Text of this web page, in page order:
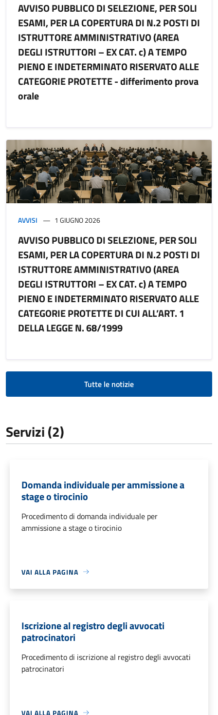
AVVISO PUBBLICO DI SELEZIONE, PER SOLI
ESAMI, PER LA COPERTURA DI N.2 POSTI DI
ISTRUTTORE AMMINISTRATIVO (AREA
DEGLI ISTRUTTORI – EX CAT. c) A TEMPO
PIENO E INDETERMINATO RISERVATO ALLE
CATEGORIE PROTETTE - differimento prova
orale
AVVISI 1 GIUGNO 2026
AVVISO PUBBLICO DI SELEZIONE, PER SOLI
ESAMI, PER LA COPERTURA DI N.2 POSTI DI
ISTRUTTORE AMMINISTRATIVO (AREA
DEGLI ISTRUTTORI – EX CAT. c) A TEMPO
PIENO E INDETERMINATO RISERVATO ALLE
CATEGORIE PROTETTE DI CUI ALL’ART. 1
DELLA LEGGE N. 68/1999
Tutte le notizie
Servizi (2)
Domanda individuale per ammissione a
stage o tirocinio
Procedimento di domanda individuale per
ammissione a stage o tirocinio
VAI ALLA PAGINA
Iscrizione al registro degli avvocati
patrocinatori
Procedimento di iscrizione al registro degli avvocati
patrocinatori
VAI ALLA PAGINA